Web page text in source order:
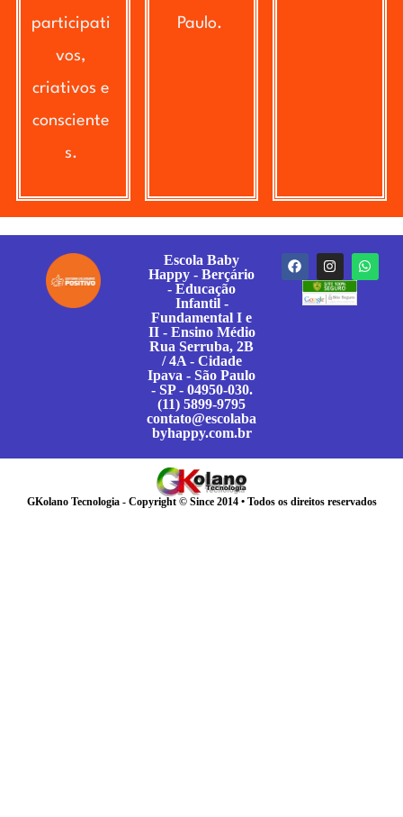
participati
vos,
criativos e
consciente
s.
Paulo.
Escola Baby
Happy - Berçário
- Educação
Infantil -
Fundamental I e
II - Ensino Médio
Rua Serruba, 2B
/ 4A - Cidade
Ipava - São Paulo
- SP - 04950-030.
(11) 5899-9795
contato@escolaba
byhappy.com.br
GKolano Tecnologia - Copyright © Since 2014 • Todos os direitos reservados